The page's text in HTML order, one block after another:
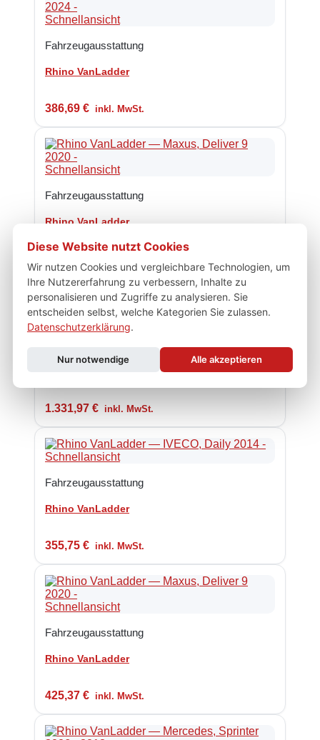
Schnellansicht
Fahrzeugausstattung
Rhino VanLadder
386,69 € inkl. MwSt.
Schnellansicht
Fahrzeugausstattung
Rhino VanLadder
Schnellansicht
Rhino KammRack Black
1.331,97 € inkl. MwSt.
Schnellansicht
Fahrzeugausstattung
Rhino VanLadder
355,75 € inkl. MwSt.
Schnellansicht
Fahrzeugausstattung
Rhino VanLadder
425,37 € inkl. MwSt.
Diese Website nutzt Cookies
Wir nutzen Cookies und vergleichbare Technologien, um
Ihre Nutzererfahrung zu verbessern, Inhalte zu
personalisieren und Zugriffe zu analysieren. Sie
entscheiden selbst, welche Kategorien Sie zulassen.
Datenschutzerklärung.
Nur notwendige Alle akzeptieren